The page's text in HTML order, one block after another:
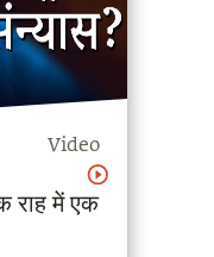
Video
राह में एक